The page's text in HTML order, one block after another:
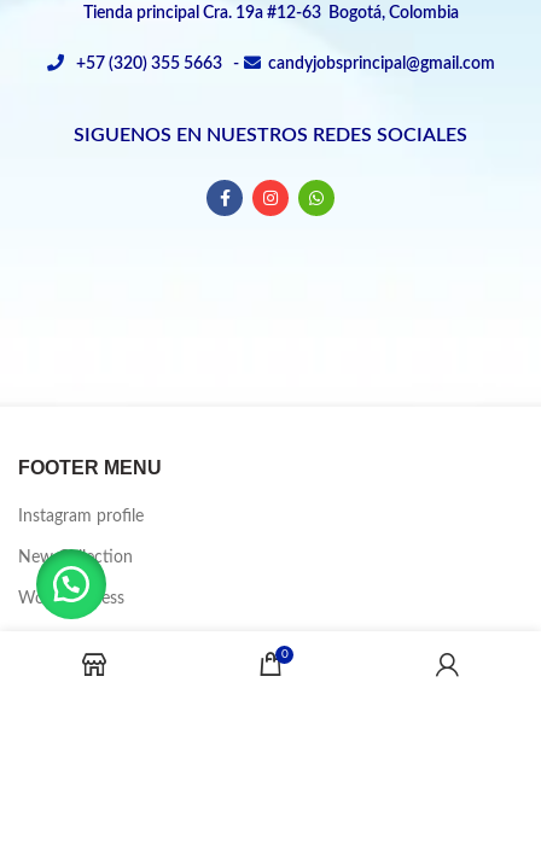
Tienda principal Cra. 19a #12-63 Bogotá, Colombia
+57 (320) 355 5663 - candyjobsprincipal@gmail.com
SIGUENOS EN NUESTROS REDES SOCIALES
FOOTER MENU
Instagram profile
New Collection
Woman Dress
Latest News
0